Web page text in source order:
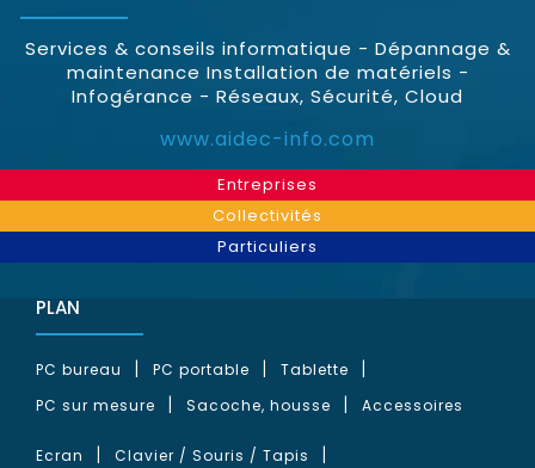
Services & conseils informatique - Dépannage &
maintenance Installation de matériels -
Infogérance - Réseaux, Sécurité, Cloud
www.aidec-info.com
Entreprises
Collectivités
Particuliers
PLAN
PC bureau PC portable
Tablette
PC sur mesure
Sacoche, housse Accessoires
Ecran
Clavier / Souris / Tapis